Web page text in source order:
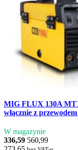
MIG FLUX 130A
włącznie z
W magazynie
336,59 560,99